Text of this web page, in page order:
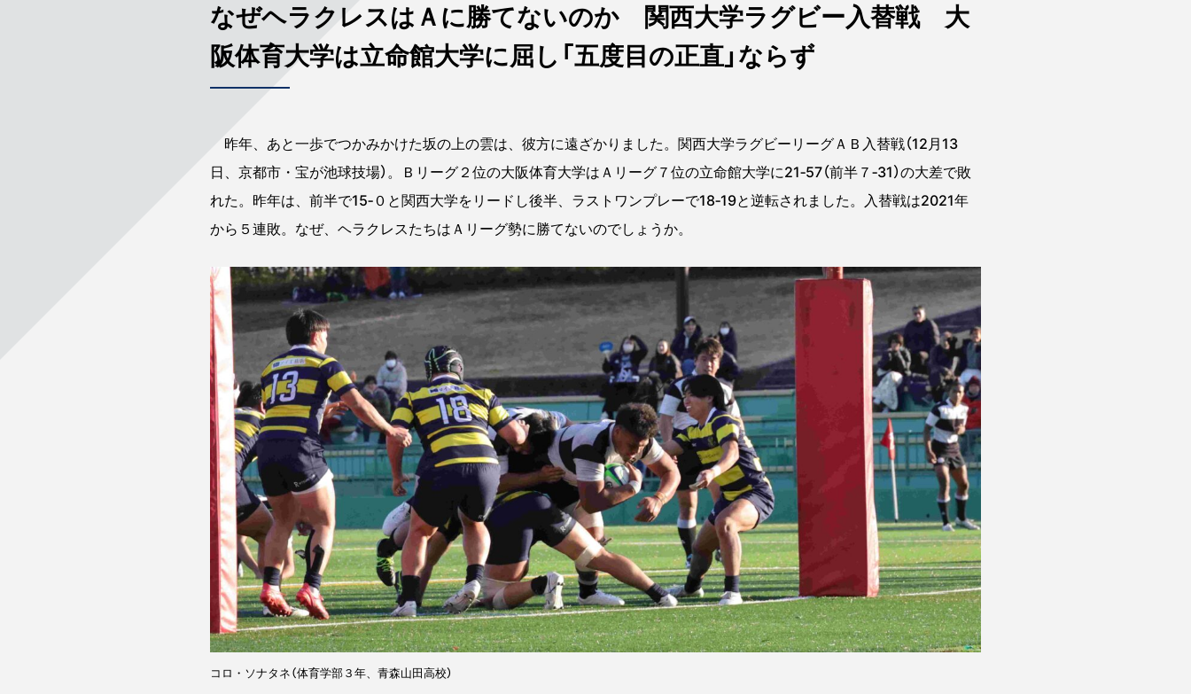
なぜヘラクレスはＡに勝てないのか 関西大学ラグビー入替戦 大
阪体育大学は立命館大学に屈し「五度目の正直」ならず
昨年、あと一歩でつかみかけた坂の上の雲は、彼方に遠ざかりました。関西大学ラグビーリーグＡＢ入替戦（12月13
日、京都市・宝が池球技場）。Ｂリーグ２位の大阪体育大学はＡリーグ７位の立命館大学に21‐57（前半７‐31）の大差で敗
れた。昨年は、前半で15‐０と関西大学をリードし後半、ラストワンプレーで18‐19と逆転されました。入替戦は2021年
から５連敗。なぜ、ヘラクレスたちはＡリーグ勢に勝てないのでしょうか。
コロ・ソナタネ（体育学部３年、青森山田高校）